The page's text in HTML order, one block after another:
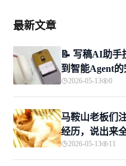
最新文章
📝 写稿AI助手
到智能Agent
2026-05-13 0
马鞍山老板们
经历，说出来
2026-05-13 11